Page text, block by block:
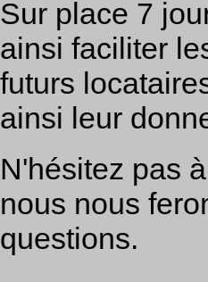
Sur place 7
ainsi faciliter
futurs
ainsi leur
N'hésitez pas
nous nous
questions.